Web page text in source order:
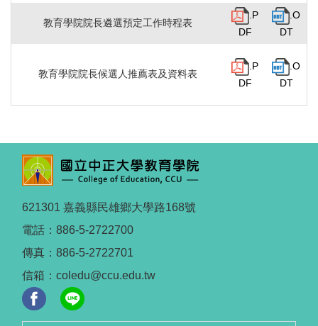
教育學院院長遴選預定工作時程表
.P
DF
.O
DT
教育學院院長候選人推薦表及資料表
.P
DF
.O
DT
621301 嘉義縣民雄鄉大學路168號
電話：886-5-2722700
傳真：886-5-2722701
信箱：coledu@ccu.edu.tw